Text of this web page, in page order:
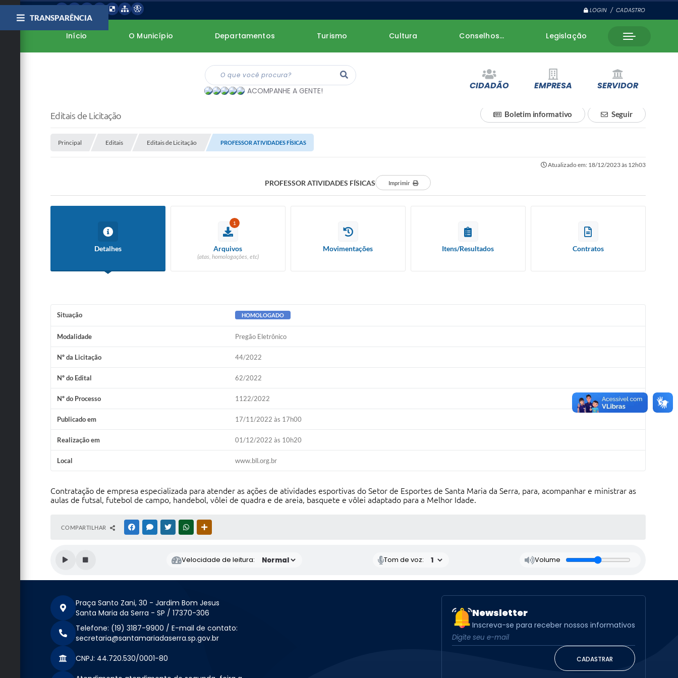
LOGIN / CADASTRO
Início O Município Departamentos Turismo Cultura Conselhos... Legislação
ACOMPANHE A GENTE! CIDADÃO EMPRESA SERVIDOR
TRANSPARÊNCIA
Editais de Licitação Seguir
Boletim informativo
Principal Editais Editais de Licitação PROFESSOR ATIVIDADES FÍSICAS
Atualizado em: 18/12/2023 às 12h03
PROFESSOR ATIVIDADES FÍSICAS Imprimir
Detalhes
1
Arquivos
(atas, homologações, etc)
Movimentações Itens/Resultados Contratos
Situação HOMOLOGADO
Modalidade Pregão Eletrônico
Nº da Licitação 44/2022
Nº do Edital 62/2022
Nº do Processo 1122/2022
Publicado em 17/11/2022 às 17h00
Realização em 01/12/2022 às 10h20
Local www.bll.org.br
Contratação de empresa especializada para atender as ações de atividades esportivas do Setor de Esportes de Santa Maria da Serra, para, acompanhar e ministrar as
aulas de futsal, futebol de campo, handebol, vôlei de quadra e de areia, basquete e vôlei adaptado para a Melhor Idade.
COMPARTILHAR FACEBOOKMESSENGER
TWITTERWHATSAPP
Velocidade de leitura: Tom de voz: Volume
Praça Santo Zani, 30 - Jardim Bom Jesus
Santa Maria da Serra - SP / 17370-306
Telefone: (19) 3187-9900 / E-mail de contato:
secretaria@santamariadaserra.sp.gov.br
CNPJ: 44.720.530/0001-80
Newsletter
Inscreva-se para receber nossos informativos
CADASTRAR